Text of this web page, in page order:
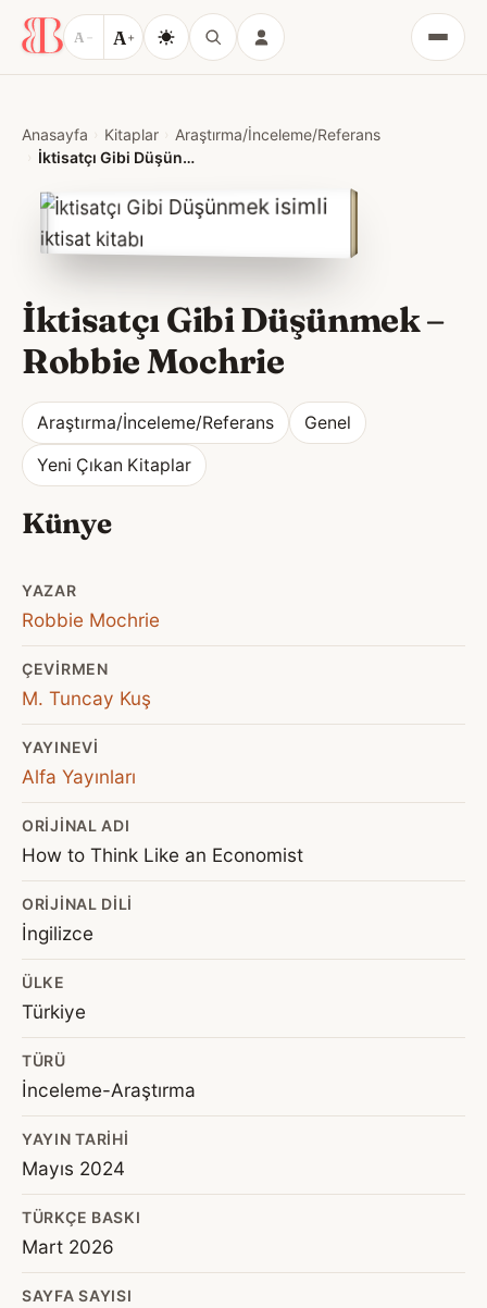
A − A+
Menü
Anasayfa Kitaplar
Araştırma/İnceleme/Referans
İktisatçı Gibi Düşünmek
İktisatçı Gibi Düşünmek–
Robbie Mochrie
Araştırma/İnceleme/Referans Genel
Yeni Çıkan Kitaplar
Künye
YAZAR
Robbie Mochrie
ÇEVIRMEN
M. Tuncay Kuş
YAYINEVI
Alfa Yayınları
ORIJINAL ADI
How to Think Like an Economist
ORIJINAL DILI
İngilizce
ÜLKE
Türkiye
TÜRÜ
İnceleme-Araştırma
YAYIN TARIHI
Mayıs 2024
TÜRKÇE BASKI
Mart 2026
SAYFA SAYISI